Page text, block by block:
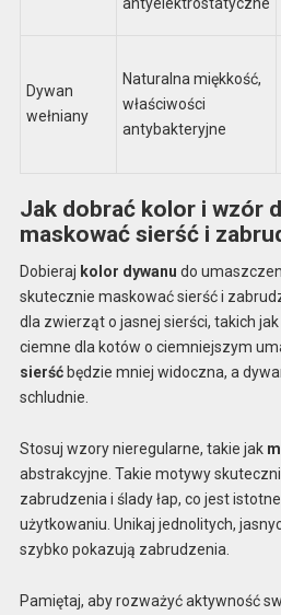
antyelektrostatyczne
Dywan
wełniany
Naturalna miękkość,
właściwości
antybakteryjne
Jak dobrać kolor i wzór
maskować sierść i
Dobieraj kolor dywanu do
skutecznie maskować sierść i
dla zwierząt o jasnej sierści, takich
ciemne dla kotów o ciemniejszym
sierśćbędzie mniej widoczna, a
schludnie.
Stosuj wzory nieregularne, takie jak
abstrakcyjne. Takie motywy
zabrudzenia i ślady łap, co jest
użytkowaniu. Unikaj jednolitych,
szybko pokazują zabrudzenia.
Pamiętaj, aby rozważyć aktywność